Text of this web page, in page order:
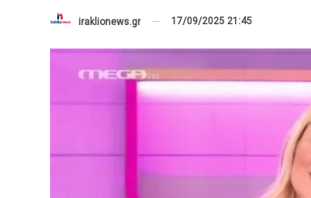
iraklionews.gr 17/09/2025 21:45